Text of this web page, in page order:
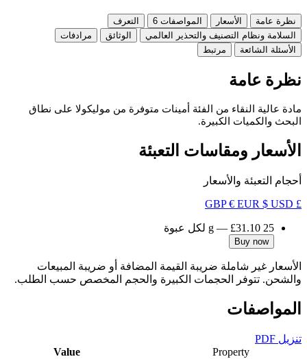
نظرة عامة الأسعار المواصفات 6
التعرف
السلامة ونظام التصنيف والتحذير العالمي
الوثائق
مرادفات
الأسئلة الشائعة
مرتبط
نظرة عامة
مادة عالية النقاء من الفئة أمينات متوفرة من موليكولا على نطاق
البحث والكميات الكبيرة.
الأسعار ومقاسات التعبئة
أحجام التعبئة والأسعار
£ GBP
€ EUR $ USD
25 g
— £31.10 لكل عبوة
Buy now
الأسعار غير شاملة ضريبة القيمة المضافة أو ضريبة المبيعات
والشحن. تتوفر الحجمات الكبيرة والحجم المخصص حسب الطلب.
المواصفات
تنزيل PDF
Property
Value